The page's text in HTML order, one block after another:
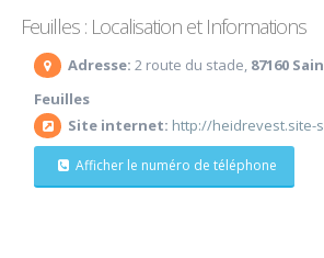
Feuilles : Localisation et Informations
Adresse: 2 route du stade, 87160
Feuilles
Site internet: http://heidrevest.site-
Afficher le numéro de téléphone